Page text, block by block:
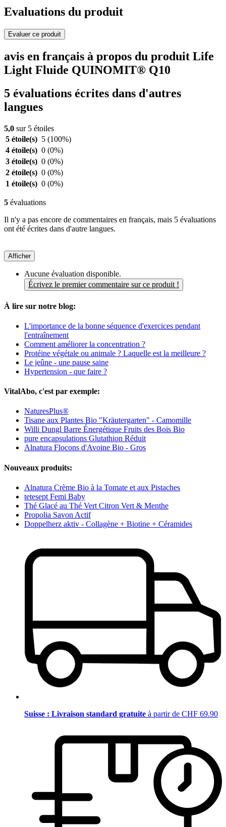
Evaluations du produit
Evaluer ce produit
avis en français à propos du produit Life
Light Fluide QUINOMIT® Q10
5 évaluations écrites dans d'autres
langues
5,0 sur 5 étoiles
5 étoile(s) 5 (100%)
4 étoile(s) 0 (0%)
3 étoile(s) 0 (0%)
2 étoile(s) 0 (0%)
1 étoile(s) 0 (0%)
5 évaluations
Il n'y a pas encore de commentaires en français, mais 5 évaluations
ont été écrites dans d'autre langues.
Afficher
Aucune évaluation disponible.
Écrivez le premier commentaire sur ce produit !
À lire sur notre blog:
L'importance de la bonne séquence d'exercices pendant
l'entraînement
Comment améliorer la concentration ?
Protéine végétale ou animale ? Laquelle est la meilleure ?
Le jeûne - une pause saine
Hypertension - que faire ?
VitalAbo, c'est par exemple:
NaturesPlus®
Tisane aux Plantes Bio "Kräutergarten" - Camomille
Willi Dungl Barre Énergétique Fruits des Bois Bio
pure encapsulations Glutathion Réduit
Alnatura Flocons d'Avoine Bio - Gros
Nouveaux produits:
Alnatura Crème Bio à la Tomate et aux Pistaches
tetesept Femi Baby
Thé Glacé au Thé Vert Citron Vert & Menthe
Propolia Savon Actif
Doppelherz aktiv - Collagène + Biotine + Céramides
Suisse : Livraison standard gratuite à partir de CHF 69.90